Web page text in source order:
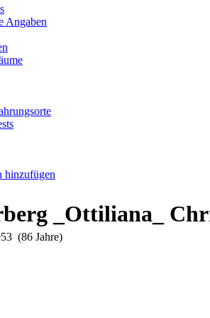
Angaben
hinzufügen
_Ottiliana_
(86 Jahre)